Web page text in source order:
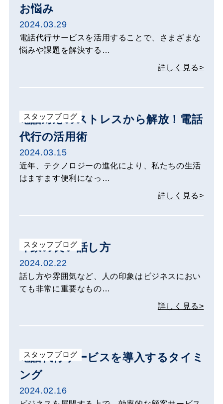
お悩み
2024.03.29
電話代行サービスを活用することで、さまざまな
悩みや課題を解決する…
詳しく見る>
スタッフブログ
電話対応のストレスから解放！電話
代行の活用術
2024.03.15
近年、テクノロジーの進化により、私たちの生活
はますます便利になっ…
詳しく見る>
スタッフブログ
印象の良い話し方
2024.02.22
話し方や雰囲気など、人の印象はビジネスにおい
ても非常に重要なもの…
詳しく見る>
スタッフブログ
電話代行サービスを導入するタイミ
ング
2024.02.16